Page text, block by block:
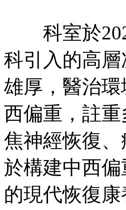
科室於
科引入的高
雄厚，醫治
西偏重，註
焦神經恢復
於構建中西
的現代恢復